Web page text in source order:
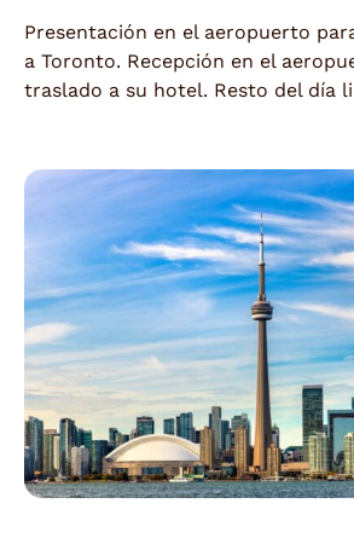
Presentación en el aeropuerto
a Toronto. Recepción en el
traslado a su hotel. Resto del día